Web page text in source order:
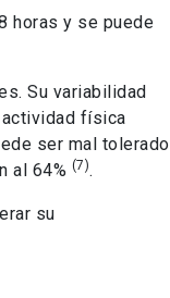
horas y se puede
Su variabilidad
actividad física
ser mal tolerado
al 64% (7).
su